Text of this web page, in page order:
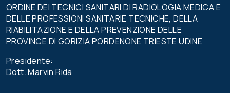
ORDINE DEI TECNICI SANITARI DI RADIOLOGIA MEDICA E
DELLE PROFESSIONI SANITARIE TECNICHE, DELLA
RIABILITAZIONE E DELLA PREVENZIONE DELLE
PROVINCE DI GORIZIA PORDENONE TRIESTE UDINE
Presidente:
Dott. Marvin Rida